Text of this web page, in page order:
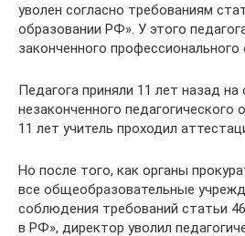
уволен согласно требованиям
образовании РФ». У этого
законченного профессионального
Педагога приняли 11 лет назад на
незаконченного педагогического
11 лет учитель проходил
Но после того, как органы
все общеобразовательные
соблюдения требований статьи
в РФ», директор уволил